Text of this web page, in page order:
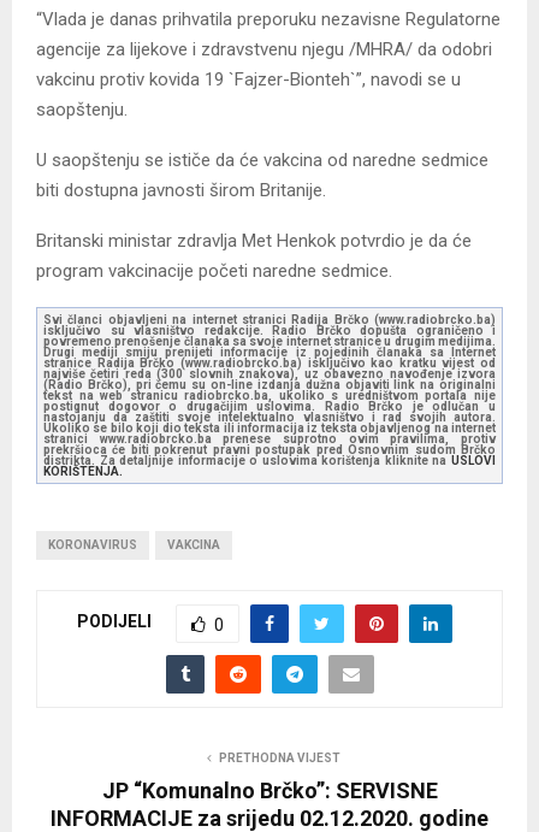
“Vlada je danas prihvatila preporuku nezavisne Regulatorne
agencije za lijekove i zdravstvenu njegu /MHRA/ da odobri
vakcinu protiv kovida 19 `Fajzer-Bionteh`”, navodi se u
saopštenju.
U saopštenju se ističe da će vakcina od naredne sedmice
biti dostupna javnosti širom Britanije.
Britanski ministar zdravlja Met Henkok potvrdio je da će
program vakcinacije početi naredne sedmice.
Svi članci objavljeni na internet stranici Radija Brčko (www.radiobrcko.ba)
isključivo su vlasništvo redakcije. Radio Brčko dopušta ograničeno i
povremeno prenošenje članaka sa svoje internet stranice u drugim medijima.
Drugi mediji smiju prenijeti informacije iz pojedinih članaka sa Internet
stranice Radija Brčko (www.radiobrcko.ba) isključivo kao kratku vijest od
najviše četiri reda (300 slovnih znakova), uz obavezno navođenje izvora
(Radio Brčko), pri čemu su on-line izdanja dužna objaviti link na originalni
tekst na web stranicu radiobrcko.ba, ukoliko s uredništvom portala nije
postignut dogovor o drugačijim uslovima. Radio Brčko je odlučan u
nastojanju da zaštiti svoje intelektualno vlasništvo i rad svojih autora.
Ukoliko se bilo koji dio teksta ili informacija iz teksta objavljenog na internet
stranici www.radiobrcko.ba prenese suprotno ovim pravilima, protiv
prekršioca će biti pokrenut pravni postupak pred Osnovnim sudom Brčko
distrikta. Za detaljnije informacije o uslovima korištenja kliknite na USLOVI
KORIŠTENJA.
KORONAVIRUS VAKCINA
PODIJELI 0
PRETHODNA VIJEST
JP “Komunalno Brčko”: SERVISNE
INFORMACIJE za srijedu 02.12.2020. godine